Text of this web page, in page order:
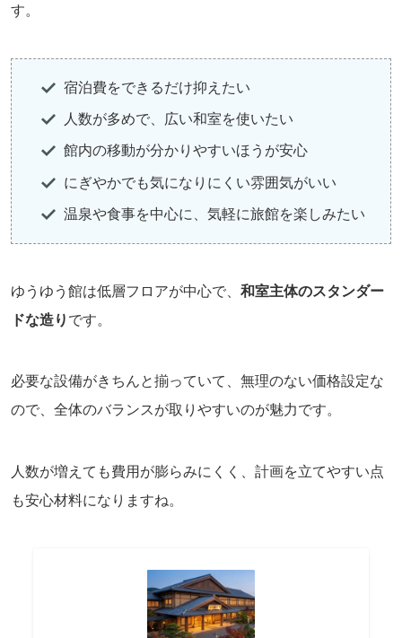
す。
宿泊費をできるだけ抑えたい
人数が多めで、広い和室を使いたい
館内の移動が分かりやすいほうが安心
にぎやかでも気になりにくい雰囲気がいい
温泉や食事を中心に、気軽に旅館を楽しみたい
ゆうゆう館は低層フロアが中心で、 和室主体のスタンダー
ドな造り です。
必要な設備がきちんと揃っていて、無理のない価格設定な
ので、全体のバランスが取りやすいのが魅力です。
人数が増えても費用が膨らみにくく、計画を立てやすい点
も安心材料になりますね。